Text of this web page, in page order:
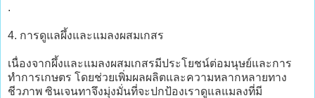
.
4. การดูแลผึ้งและแมลงผสมเกสร
เนื่องจากผึ้งและแมลงผสมเกสรมีประโยชน์ต่อมนุษย์และการ
ทำการเกษตร โดยช่วยเพิ่มผลผลิตและความหลากหลายทาง
ชีวภาพ ซินเจนทาจึงมุ่งมั่นที่จะปกป้องเราดูแลแมลงที่มี